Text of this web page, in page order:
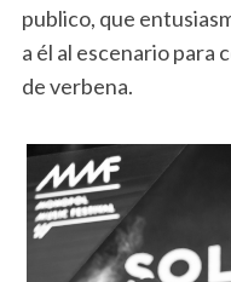
publico, que
a él al escenario para
de verbena.